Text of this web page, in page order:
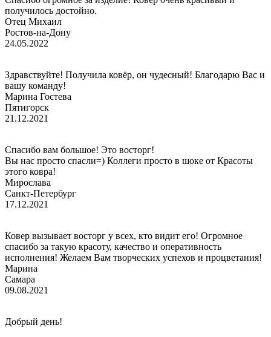
получилось достойно.
Отец Михаил
Ростов-на-Дону
24.05.2022
Здравствуйте! Получила ковёр, он чудесный! Благодарю Вас и
вашу команду!
Марина Гостева
Пятигорск
21.12.2021
Спасибо вам большое! Это восторг!
Вы нас просто спасли=) Коллеги просто в шоке от Красоты
этого ковра!
Мирослава
Санкт-Петербург
17.12.2021
Ковер вызывает восторг у всех, кто видит его! Огромное
спасибо за такую красоту, качество и оперативность
исполнения! Желаем Вам творческих успехов и процветания!
Марина
Самара
09.08.2021
Добрый день!